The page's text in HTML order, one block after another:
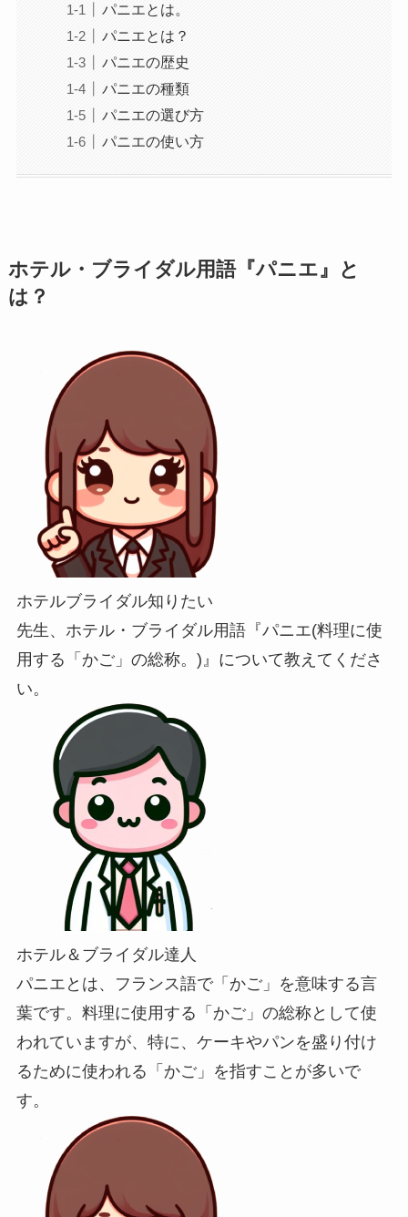
パニエとは。
パニエとは？
パニエの歴史
パニエの種類
パニエの選び方
パニエの使い方
ホテル・ブライダル用語『パニエ』と
は？
ホテルブライダル知りたい
先生、ホテル・ブライダル用語『パニエ(料理に使
用する「かご」の総称。)』について教えてくださ
い。
ホテル＆ブライダル達人
パニエとは、フランス語で「かご」を意味する言
葉です。料理に使用する「かご」の総称として使
われていますが、特に、ケーキやパンを盛り付け
るために使われる「かご」を指すことが多いで
す。